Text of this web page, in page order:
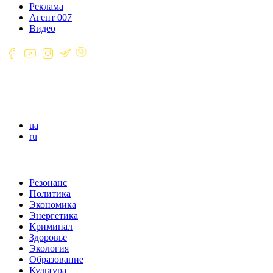
Реклама
Агент 007
Видео
ua
ru
Резонанс
Политика
Экономика
Энергетика
Криминал
Здоровье
Экология
Образование
Культура